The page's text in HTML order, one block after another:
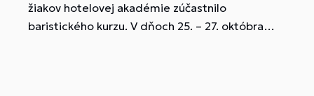
žiakov hotelovej akadémie zúčastnilo
baristického kurzu. V dňoch 25. – 27. októbra